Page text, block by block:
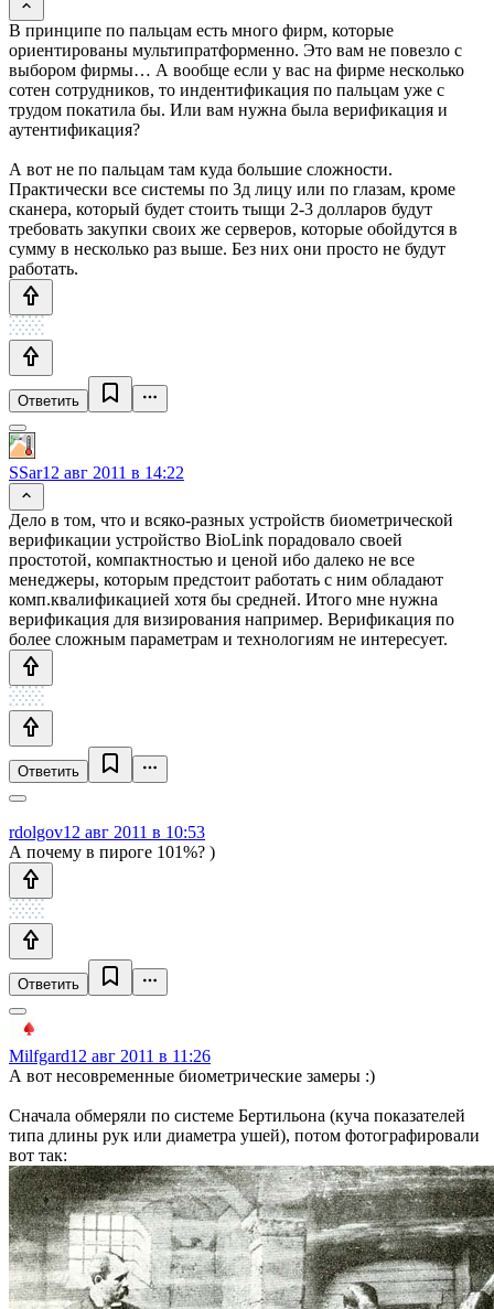
В принципе по пальцам есть много фирм, которые
ориентированы мультипратформенно. Это вам не повезло с
выбором фирмы… А вообще если у вас на фирме несколько
сотен сотрудников, то индентификация по пальцам уже с
трудом покатила бы. Или вам нужна была верификация и
аутентификация?
А вот не по пальцам там куда большие сложности.
Практически все системы по 3д лицу или по глазам, кроме
сканера, который будет стоить тыщи 2-3 долларов будут
требовать закупки своих же серверов, которые обойдутся в
сумму в несколько раз выше. Без них они просто не будут
работать.
Ответить
SSar12 авг 2011 в 14:22
Дело в том, что и всяко-разных устройств биометрической
верификации устройство BioLink порадовало своей
простотой, компактностью и ценой ибо далеко не все
менеджеры, которым предстоит работать с ним обладают
комп.квалификацией хотя бы средней. Итого мне нужна
верификация для визирования например. Верификация по
более сложным параметрам и технологиям не интересует.
Ответить
rdolgov12 авг 2011 в 10:53
А почему в пироге 101%? )
Ответить
Milfgard12 авг 2011 в 11:26
А вот несовременные биометрические замеры :)
Сначала обмеряли по системе Бертильона (куча показателей
типа длины рук или диаметра ушей), потом фотографировали
вот так: